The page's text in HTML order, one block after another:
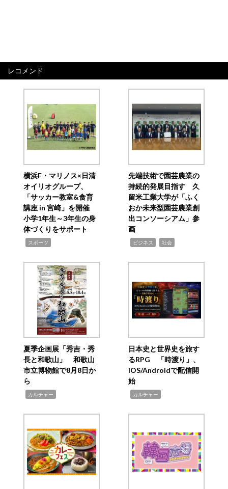
レコメンド
横浜F・マリノス×日清
オイリオグループ、
「サッカー教室&食育
講座 in 宮崎」を開催
小学1年生～3年生の身
体づくりをサポート
スポーツ
先端技術で園芸農業の
持続的発展目指す 久
留米工業大学が「ふく
おか未来型園芸農業創
出コンソーシアム」参
画
ビジネス 社会
夏季企画展「秀吉・秀
長と和歌山」 和歌山
市立博物館で8月8日か
ら
カルチャー
日本史と世界史を旅す
るRPG 「時渡り」、
iOS/Androidで配信開
始
カルチャー